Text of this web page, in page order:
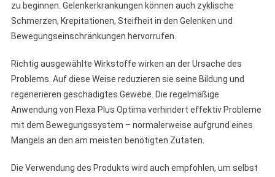
zu beginnen. Gelenkerkrankungen können auch zyklische
Schmerzen, Krepitationen, Steifheit in den Gelenken und
Bewegungseinschränkungen hervorrufen.
Richtig ausgewählte Wirkstoffe wirken an der Ursache des
Problems. Auf diese Weise reduzieren sie seine Bildung und
regenerieren geschädigtes Gewebe. Die regelmäßige
Anwendung von Flexa Plus Optima verhindert effektiv Probleme
mit dem Bewegungssystem – normalerweise aufgrund eines
Mangels an den am meisten benötigten Zutaten.
Die Verwendung des Produkts wird auch empfohlen, um selbst